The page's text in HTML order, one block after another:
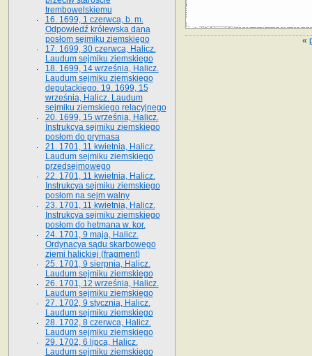
«
trembowelskiemu
16. 1699, 1 czerwca, b. m.
Odpowiedź królewska dana
posłom sejmiku ziemskiego
17. 1699, 30 czerwca, Halicz.
Laudum sejmiku ziemskiego
18. 1699, 14 września, Halicz.
Laudum sejmiku ziemskiego
deputackiego. 19. 1699, 15
września, Halicz. Laudum
sejmiku ziemskiego relacyjnego
20. 1699, 15 września, Halicz.
Instrukcya sejmiku ziemskiego
posłom do prymasa
21. 1701, 11 kwietnia, Halicz.
Laudum sejmiku ziemskiego
przedsejmowego
22. 1701, 11 kwietnia, Halicz.
Instrukcya sejmiku ziemskiego
posłom na sejm walny
23. 1701, 11 kwietnia, Halicz.
Instrukcya sejmiku ziemskiego
posłom do hetmana w. kor.
24. 1701, 9 maja, Halicz.
Ordynacya sądu skarbowego
ziemi halickiej (fragment)
25. 1701, 9 sierpnia, Halicz.
Laudum sejmiku ziemskiego
26. 1701, 12 września, Halicz.
Laudum sejmiku ziemskiego
27. 1702, 9 stycznia, Halicz.
Laudum sejmiku ziemskiego
28. 1702, 8 czerwca, Halicz.
Laudum sejmiku ziemskiego
29. 1702, 6 lipca, Halicz.
Laudum sejmiku ziemskiego